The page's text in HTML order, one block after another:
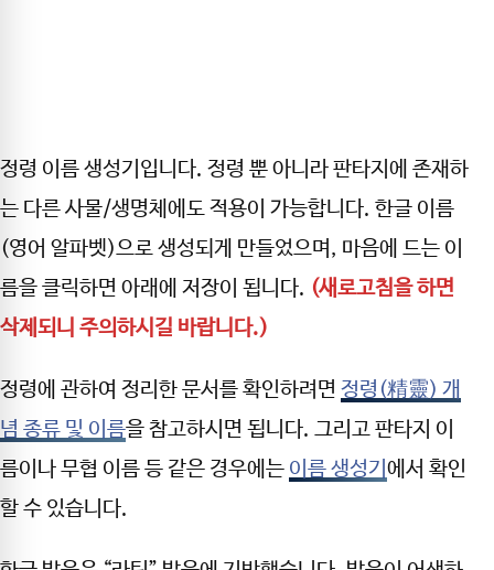
정령 이름 생성기입니다. 정령 뿐 아니라 판타지에 존재하
는 다른 사물/생명체에도 적용이 가능합니다. 한글 이름
(영어 알파벳)으로 생성되게 만들었으며, 마음에 드는 이
름을 클릭하면 아래에 저장이 됩니다. (새로고침을 하면
삭제되니 주의하시길 바랍니다.)
정령에 관하여 정리한 문서를 확인하려면 정령(精靈) 개
념 종류 및 이름을 참고하시면 됩니다. 그리고 판타지 이
름이나 무협 이름 등 같은 경우에는 이름 생성기 에서 확인
할 수 있습니다.